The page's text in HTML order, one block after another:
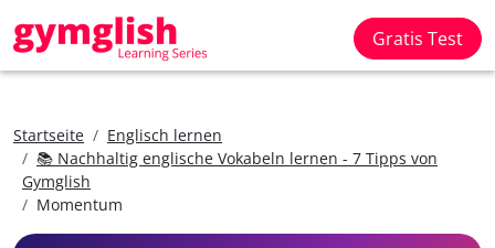
Gratis Test
Startseite
Englisch lernen
📚 Nachhaltig englische Vokabeln lernen - 7 Tipps von
Gymglish
Momentum